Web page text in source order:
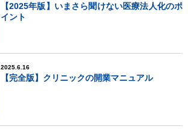
【2025年版】いまさら聞けない医療法人化のポ
イント
2025.6.16
【完全版】クリニックの開業マニュアル